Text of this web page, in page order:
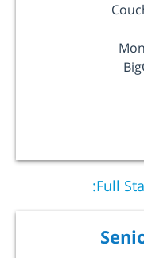
Full
: